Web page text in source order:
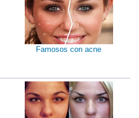
Famosos con acne